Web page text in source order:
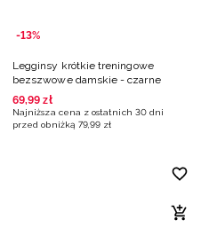
-13%
Legginsy krótkie treningowe
bezszwowe damskie - czarne
69,99 zł
Najniższa cena z ostatnich 30 dni
przed obniżką 79,99 zł